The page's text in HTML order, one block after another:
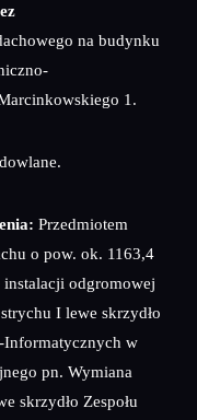
na budynku
1.
Przedmiotem
o pow. ok. 1163,4
odgromowej
I lewe skrzydło
Informatycznych w
pn. Wymiana
skrzydło Zespołu